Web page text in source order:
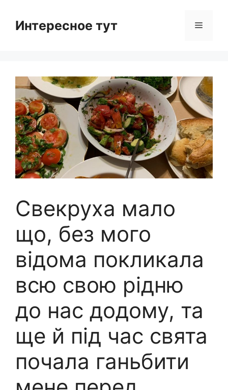
contentИнтересное тут Menu
Свекруха мало
що, без мого
відома покликала
всю свою рідню
до нас додому, та
ще й під час свята
почала ганьбити